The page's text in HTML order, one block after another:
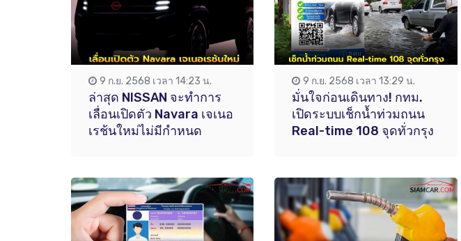
9 ก.ย. 2568 เวลา 14:23 น.
ล่าสุด NISSAN จะทำการ
เลื่อนเปิดตัว Navara เจเนอ
เรช้นใหม่ไม่มีกำหนด
9 ก.ย. 2568 เวลา 13:29 น.
มั่นใจก่อนเดินทาง! กทม.
เปิดระบบเช็กน้ำท่วมถนน
Real-time 108 จุดทั่วกรุง